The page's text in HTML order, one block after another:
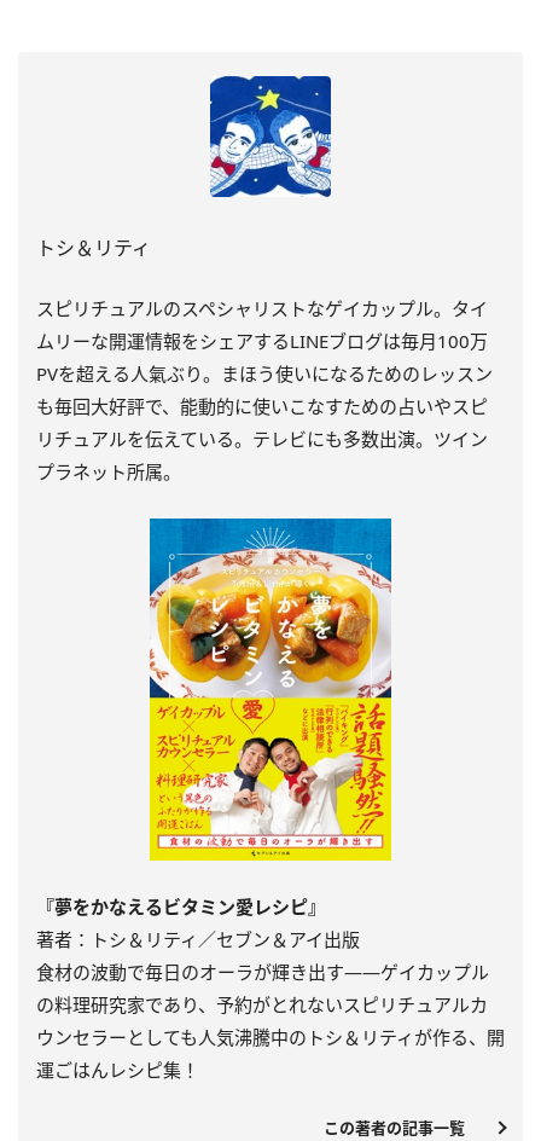
トシ＆リティ
スピリチュアルのスペシャリストなゲイカップル。タイ
ムリーな開運情報をシェアするLINEブログは毎月100万
PVを超える人氣ぶり。まほう使いになるためのレッスン
も毎回大好評で、能動的に使いこなすための占いやスピ
リチュアルを伝えている。テレビにも多数出演。ツイン
プラネット所属。
『夢をかなえるビタミン愛レシピ』
著者：トシ＆リティ／セブン＆アイ出版
食材の波動で毎日のオーラが輝き出す――ゲイカップル
の料理研究家であり、予約がとれないスピリチュアルカ
ウンセラーとしても人気沸騰中のトシ＆リティが作る、開
運ごはんレシピ集！
この著者の記事一覧